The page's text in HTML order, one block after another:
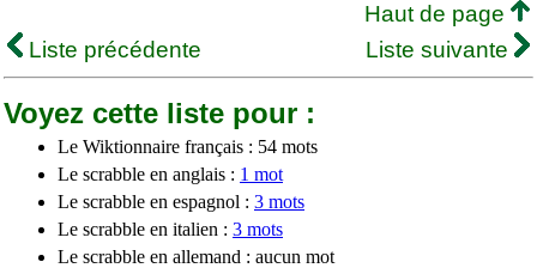
Haut de page
Liste précédente
Liste suivante
Voyez cette liste pour :
Le Wiktionnaire français : 54 mots
Le scrabble en anglais : 1 mot
Le scrabble en espagnol : 3 mots
Le scrabble en italien : 3 mots
Le scrabble en allemand : aucun mot